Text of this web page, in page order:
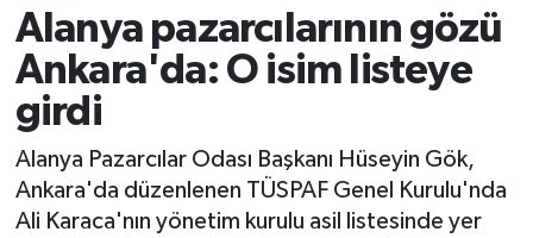
Alanya pazarcılarının gözü
Ankara'da: O isim listeye
girdi
Alanya Pazarcılar Odası Başkanı Hüseyin Gök,
Ankara'da düzenlenen TÜSPAF Genel Kurulu'nda
Ali Karaca'nın yönetim kurulu asil listesinde yer
Spor
Turizm
Ekonomi
Gazipaşa
Tüm Manşetler
Son Dakika Haberleri
Haber Arşivi